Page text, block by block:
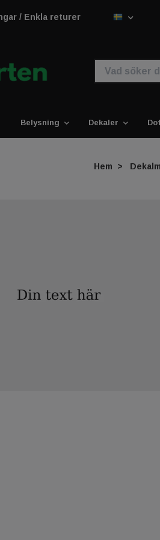
/ Enkla returer
Belysning Dekaler
Hem